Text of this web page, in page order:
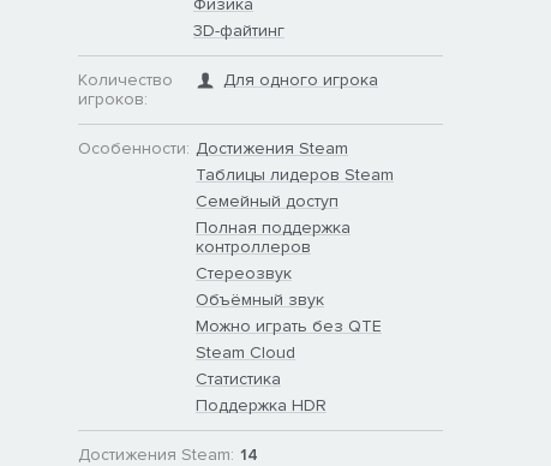
3D-файтинг
Количество
игроков:
Для одного игрока
Особенности: Достижения Steam
Таблицы лидеров Steam
Семейный доступ
Полная поддержка
контроллеров
Стереозвук
Объёмный звук
Можно играть без QTE
Steam Cloud
Статистика
Поддержка HDR
Достижения Steam: 14